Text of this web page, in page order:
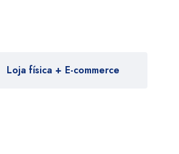
Loja física + E-commerce